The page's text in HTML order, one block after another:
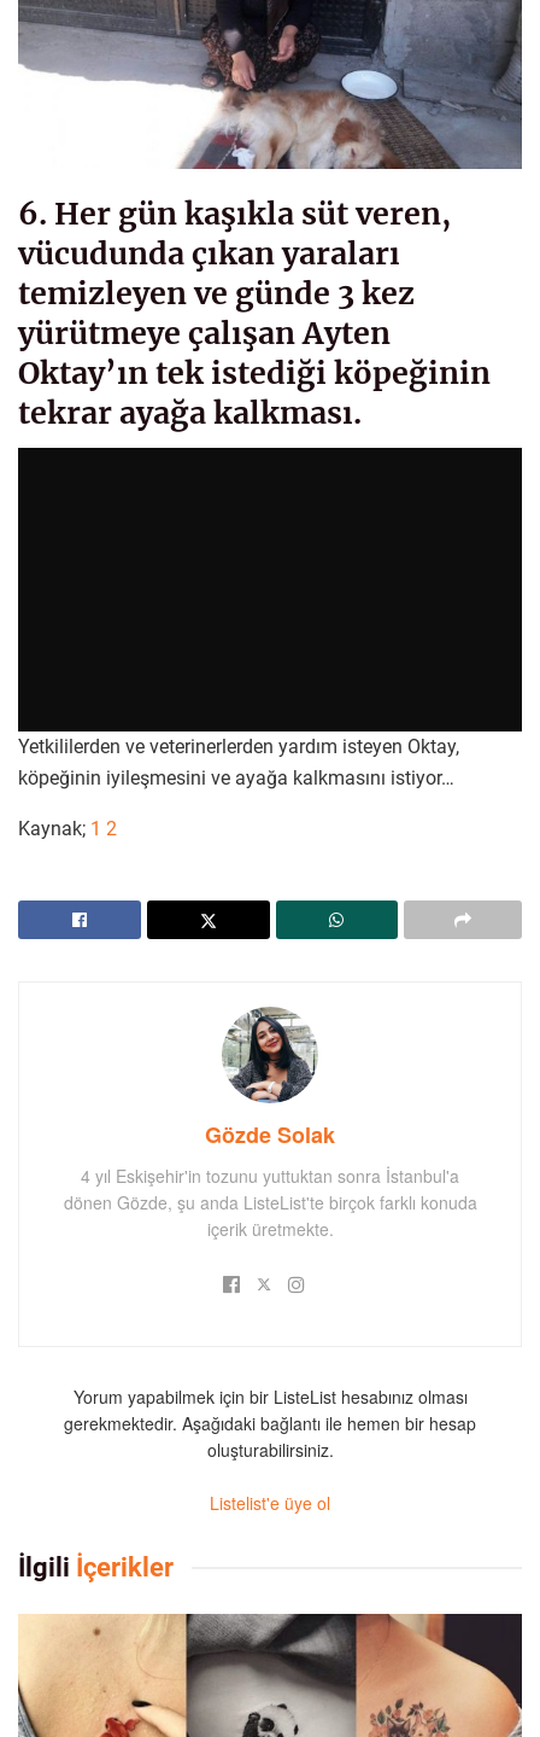
6. Her gün kaşıkla süt veren,
vücudunda çıkan yaraları
temizleyen ve günde 3 kez
yürütmeye çalışan Ayten
Oktay’ın tek istediği köpeğinin
tekrar ayağa kalkması.
Yetkililerden ve veterinerlerden yardım isteyen Oktay,
köpeğinin iyileşmesini ve ayağa kalkmasını istiyor…
Kaynak; 1 2
Gözde Solak
4 yıl Eskişehir'in tozunu yuttuktan sonra İstanbul'a
dönen Gözde, şu anda ListeList'te birçok farklı konuda
içerik üretmekte.
Yorum yapabilmek için bir ListeList hesabınız olması
gerekmektedir. Aşağıdaki bağlantı ile hemen bir hesap
oluşturabilirsiniz.
Listelist'e üye ol
İlgili İçerikler